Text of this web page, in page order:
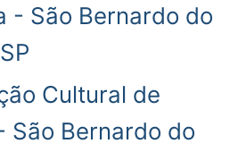
- São Bernardo do
Cultural de
São Bernardo do